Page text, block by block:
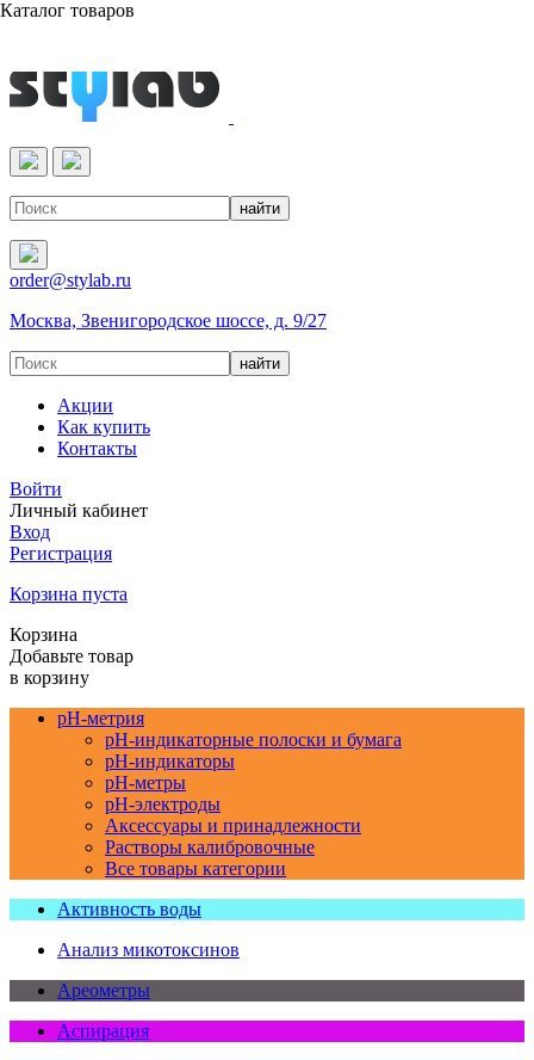
Реактивы & Оборудование
order@stylab.ru
Москва, Звенигородское шоссе, д. 9/27
Акции
Как купить
Контакты
Войти
Личный кабинет
Вход
Регистрация
Корзина пуста
Корзина
Добавьте товар
в корзину
pH-метрия
pH-индикаторные полоски и бумага
pH-индикаторы
pH-метры
pH-электроды
Аксессуары и принадлежности
Растворы калибровочные
Все товары категории
Активность воды
Анализ микотоксинов
Ареометры
Аспирация
Каталог товаров